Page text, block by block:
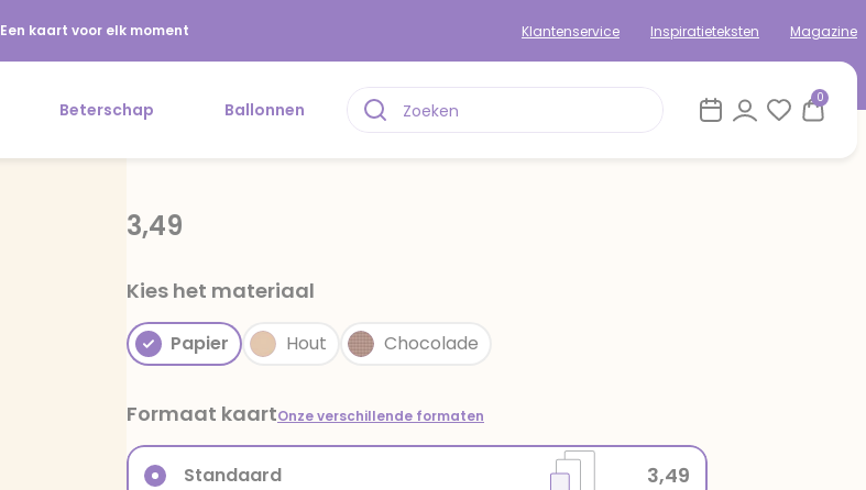
Een kaart voor elk moment Klantenservice Inspiratieteksten Magazine
Beterschap Ballonnen
0
3,49
Kies het materiaal
Papier Hout Chocolade
Formaat kaartOnze verschillende formaten
Standaard 3,49